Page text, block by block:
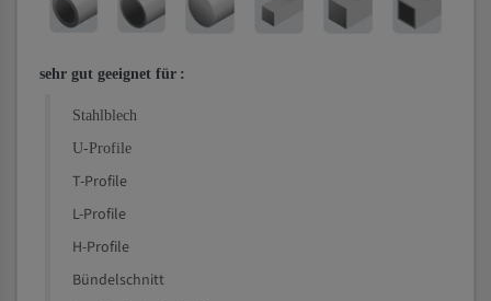
sehr gut geeignet für :
Stahlblech
U-Profile
T-Profile
L-Profile
H-Profile
Bündelschnitt